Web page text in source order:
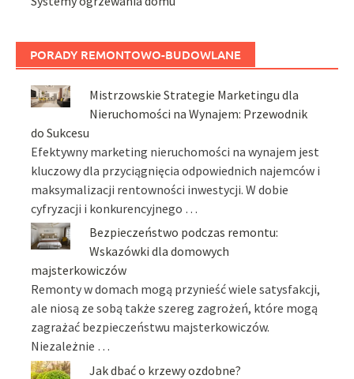
PORADY REMONTOWO-BUDOWLANE
Mistrzowskie Strategie Marketingu dla
Nieruchomości na Wynajem: Przewodnik
do Sukcesu
Efektywny marketing nieruchomości na wynajem jest
kluczowy dla przyciągnięcia odpowiednich najemców i
maksymalizacji rentowności inwestycji. W dobie
cyfryzacji i konkurencyjnego …
Bezpieczeństwo podczas remontu:
Wskazówki dla domowych
majsterkowiczów
Remonty w domach mogą przynieść wiele satysfakcji,
ale niosą ze sobą także szereg zagrożeń, które mogą
zagrażać bezpieczeństwu majsterkowiczów.
Niezależnie …
Jak dbać o krzewy ozdobne?